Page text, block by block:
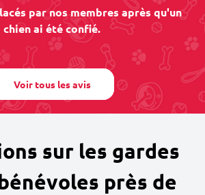
par nos membres après qu'un
chien ai été confié.
Voir tous les avis
sur les gardes
près de